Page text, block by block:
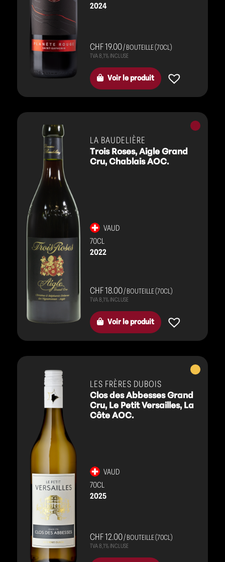
2024
CHF 19.00/ BOUTEILLE (70CL)
Voir le produit
Vins
LA BAUDELIÈRE
Trois Roses, Aigle Grand
Cru, Chablais AOC.
VAUD
70CL
2022
CHF 18.00/ BOUTEILLE (70CL)
Voir le produit
Vins
LES FRÈRES DUBOIS
Clos des Abbesses Grand
Cru, Le Petit Versailles, La
Côte AOC.
VAUD
70CL
2025
CHF 12.00/ BOUTEILLE (70CL)